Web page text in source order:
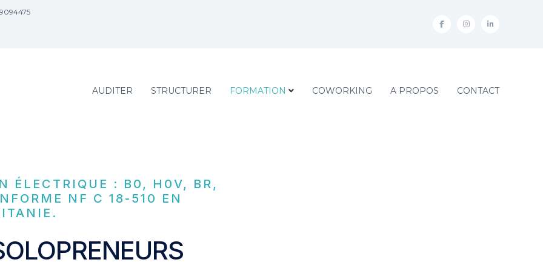
AUDITER STRUCTURER FORMATION COWORKING A PROPOS CONTACT
ÉLECTRIQUE : B0, H0V, BR,
NF C 18-510 EN